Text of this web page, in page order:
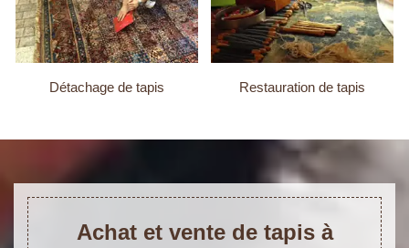
Détachage de tapis Restauration de tapis
Achat et vente de tapis à